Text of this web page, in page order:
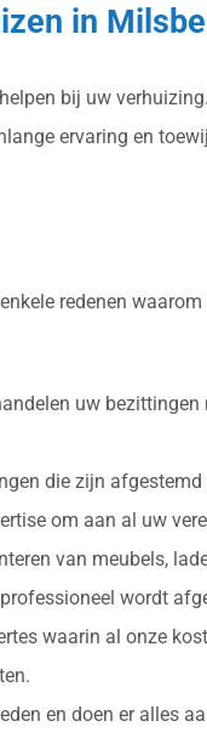
in
bij uw
ervaring en
redenen
uw
die zijn
om aan al uw
van meubels,
wordt
waarin al onze
en doen er alles